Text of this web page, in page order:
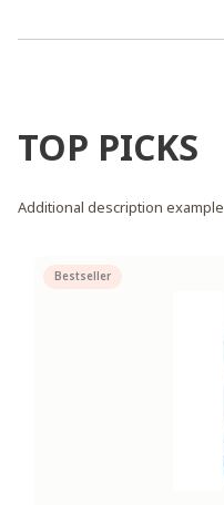
TOP PICKS
Additional description example
Bestseller